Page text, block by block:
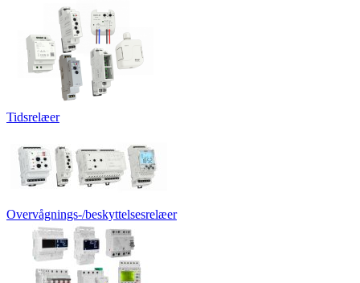
Tidsrelæer
Overvågnings-/beskyttelsesrelæer